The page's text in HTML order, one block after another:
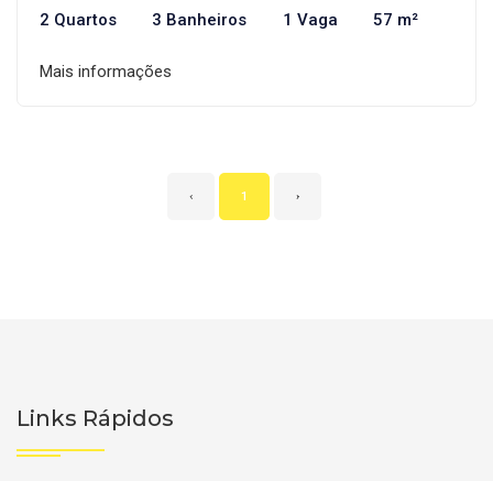
2 Quartos 3 Banheiros 1 Vaga 57 m²
Mais informações
‹ 1 ›
Links Rápidos